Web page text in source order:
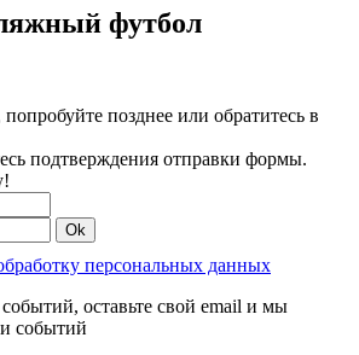
футбол
позднее или обратитесь в
подтверждения отправки формы.
Ok
персональных данных
оставьте свой email и мы
событий